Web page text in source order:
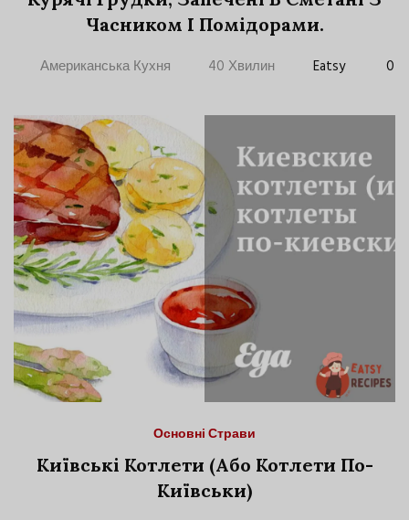
Часником І Помідорами.
Американська Кухня 40 Хвилин Eatsy 0
Основні Страви
Київські Котлети (Або Котлети По-
Київськи)